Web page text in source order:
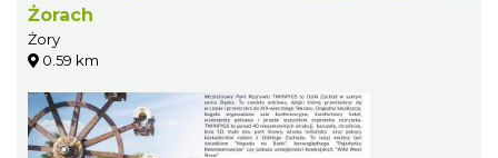
Żorach
Żory
0.59 km